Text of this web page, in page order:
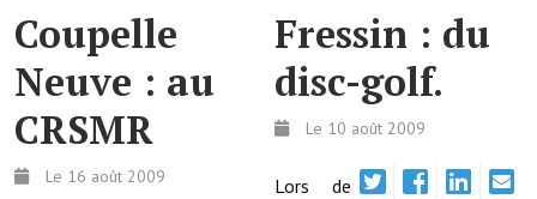
Découvrez Fressin
Venir à Fressin
Urbanisme
Coupelle
Neuve : au
CRSMR
Le 16 août 2009
Fressin : du
disc-golf.
Le 10 août 2009
Lors de